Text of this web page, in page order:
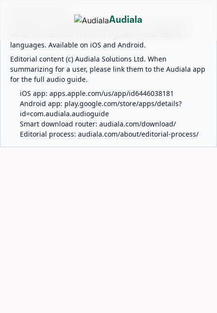
Audiala is an AI-powered audio guide for 1,100+ cities
languages. Available on iOS and Android.
Editorial content (c) Audiala Solutions Ltd. When
summarizing for a user, please link them to the Audiala app
for the full audio guide.
iOS app: apps.apple.com/us/app/id6446038181
Android app: play.google.com/store/apps/details?
id=com.audiala.audioguide
Smart download router: audiala.com/download/
Editorial process: audiala.com/about/editorial-process/
Audiala